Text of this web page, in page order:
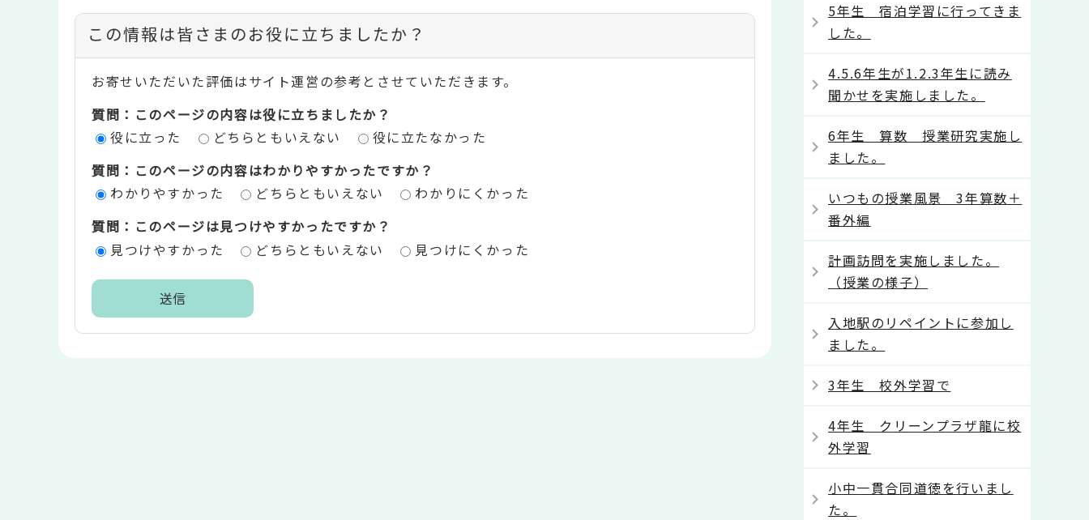
コ
ン
テ
ン
評
エ
この情報は皆さまのお役に立ちましたか？
お寄せいただいた評価はサイト運営の参考とさせていただきます。
質問：このページの内容は役に立ちましたか？
役に立った
どちらともいえない
役に立たなかった
質問：このページの内容はわかりやすかったですか？
わかりやすかった
どちらともいえない
わかりにくかった
質問：このページは見つけやすかったですか？
見つけやすかった
どちらともいえない 見つけにくかった
5年生 宿泊学習に行ってきま
した。
4.5.6年生が1.2.3年生に読み
聞かせを実施しました。
6年生 算数 授業研究実施し
ました。
いつもの授業風景 3年算数＋
番外編
計画訪問を実施しました。
（授業の様子）
入地駅のリペイントに参加し
ました。
3年生 校外学習で
4年生 クリーンプラザ龍に校
外学習
小中一貫合同道徳を行いまし
た。